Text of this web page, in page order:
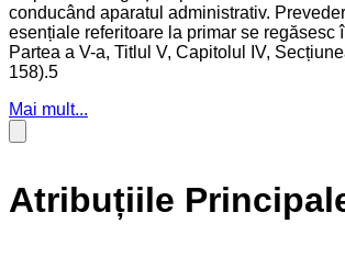
conducând aparatul administrativ.
esențiale referitoare la primar se regăsesc
Partea a V-a, Titlul V, Capitolul IV,
158).5
Mai mult...
Atribuțiile